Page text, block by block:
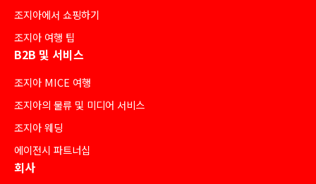
조지아에서 쇼핑하기
조지아 여행 팁
B2B 및 서비스
조지아 MICE 여행
조지아의 물류 및 미디어 서비스
조지아 웨딩
에이전시 파트너십
회사